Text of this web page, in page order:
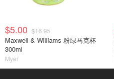
$5.00 $16.95
Maxwell & Williams 粉绿马克杯
300ml
Myer